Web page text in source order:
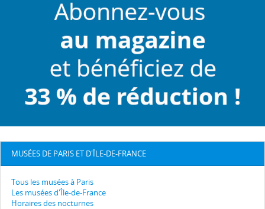
MUSÉES DE PARIS ET D'ÎLE-DE-FRANCE
Tous les musées à Paris
Les musées d'Île-de-France
Horaires des nocturnes